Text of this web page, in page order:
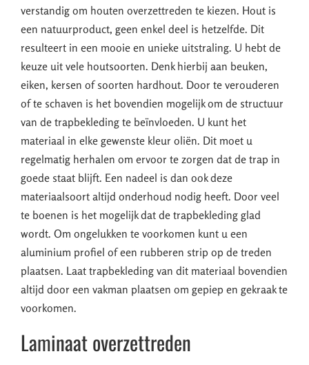
verstandig om houten overzettreden te kiezen. Hout is
een natuurproduct, geen enkel deel is hetzelfde. Dit
resulteert in een mooie en unieke uitstraling. U hebt de
keuze uit vele houtsoorten. Denk hierbij aan beuken,
eiken, kersen of soorten hardhout. Door te verouderen
of te schaven is het bovendien mogelijk om de structuur
van de trapbekleding te beïnvloeden. U kunt het
materiaal in elke gewenste kleur oliën. Dit moet u
regelmatig herhalen om ervoor te zorgen dat de trap in
goede staat blijft. Een nadeel is dan ook deze
materiaalsoort altijd onderhoud nodig heeft. Door veel
te boenen is het mogelijk dat de trapbekleding glad
wordt. Om ongelukken te voorkomen kunt u een
aluminium profiel of een rubberen strip op de treden
plaatsen. Laat trapbekleding van dit materiaal bovendien
altijd door een vakman plaatsen om gepiep en gekraak te
voorkomen.
Laminaat overzettreden